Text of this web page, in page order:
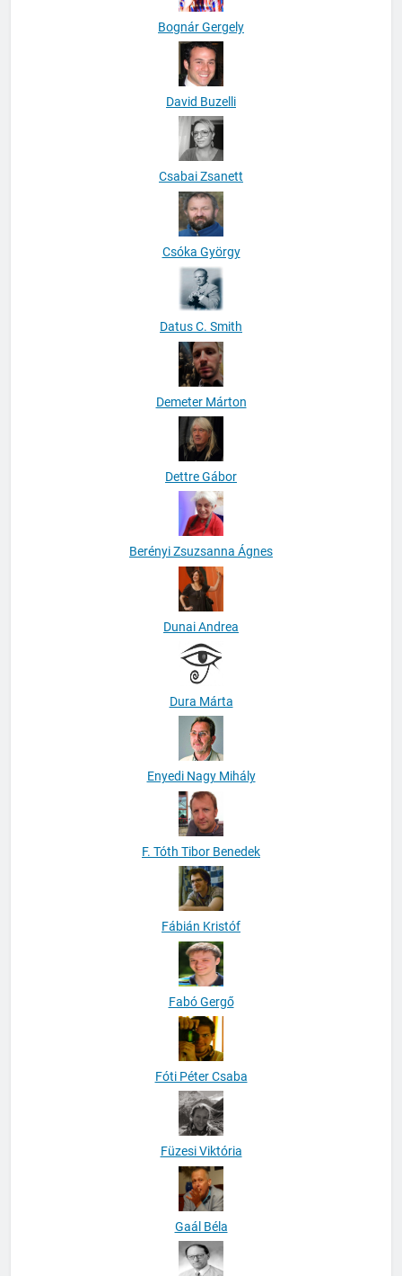
Bognár Gergely
David Buzelli
Csabai Zsanett
Csóka György
Datus C. Smith
Demeter Márton
Dettre Gábor
Berényi Zsuzsanna Ágnes
Dunai Andrea
Dura Márta
Enyedi Nagy Mihály
F. Tóth Tibor Benedek
Fábián Kristóf
Fabó Gergő
Fóti Péter Csaba
Füzesi Viktória
Gaál Béla